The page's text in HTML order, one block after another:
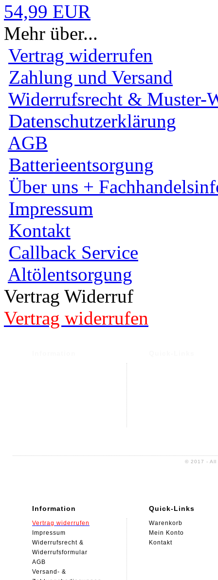
54,99 EUR
Mehr über...
Vertrag widerrufen
Zahlung und Versand
Widerrufsrecht & Muster-
Datenschutzerklärung
AGB
Batterieentsorgung
Über uns +
Impressum
Kontakt
Callback Service
Altölentsorgung
Vertrag Widerruf
Vertrag widerrufen
© 2017 - All
Information
Vertrag widerrufen
Impressum
Widerrufsrecht &
Widerrufsformular
AGB
Versand- &
Quick-Links
Warenkorb
Mein Konto
Kontakt